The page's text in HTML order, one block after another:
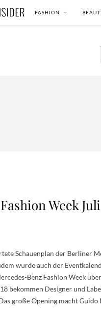
FASHION
Week
Schauenplan der Berliner
wurde auch der
Benz Fashion Week
bekommen Designer und
große Opening macht